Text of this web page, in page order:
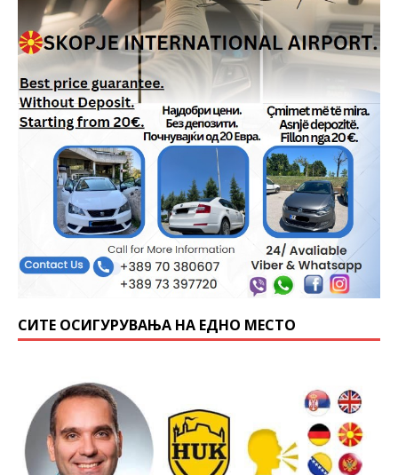
СИТЕ ОСИГУРУВАЊА НА ЕДНО МЕСТО